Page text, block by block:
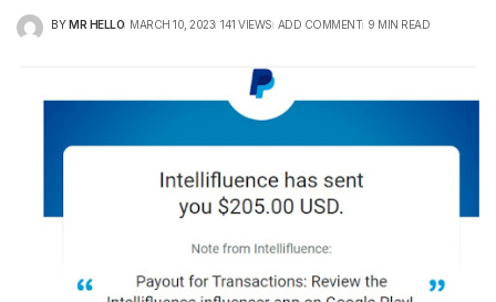
POSTED
BY MR HELLO MARCH 10, 2023 141 VIEWS ADD COMMENT 9 MIN READ